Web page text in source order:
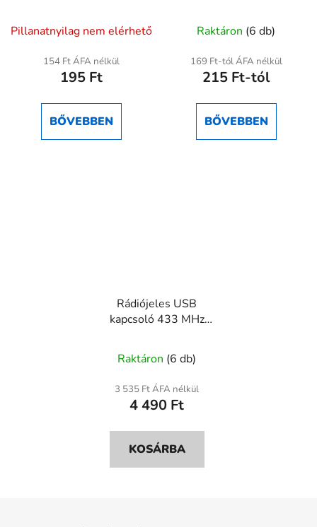
Pillanatnyilag nem elérhető
154 Ft ÁFA nélkül
195 Ft
BŐVEBBEN
Raktáron (6 db)
169 Ft-tól ÁFA nélkül
215 Ft-tól
BŐVEBBEN
Rádiójeles USB
kapcsoló 433 MHz
nélküli USB ki-be
kapcsoló
Raktáron (6 db)
3 535 Ft ÁFA nélkül
4 490 Ft
KOSÁRBA